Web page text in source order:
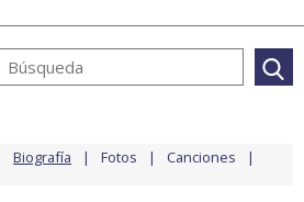
Biografía Fotos Canciones